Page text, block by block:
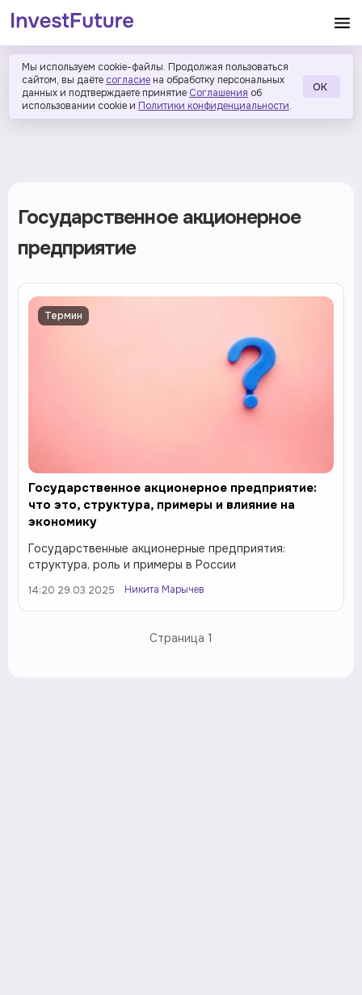
Мы используем cookie-файлы. Продолжая пользоваться
сайтом, вы даёте согласие на обработку персональных
данных и подтверждаете принятие Соглашения об
использовании cookie и Политики конфиденциальности.
ОК
Государственное акционерное
предприятие
Термин
Государственное акционерное предприятие:
что это, структура, примеры и влияние на
экономику
Государственные акционерные предприятия:
структура, роль и примеры в России
14:20 29.03.2025 Никита Марычев
Страница 1